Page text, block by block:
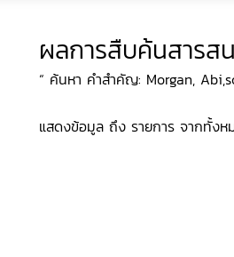
ผลการสืบค้นสารส
“ ค้นหา คำสำคัญ: Morgan,
แสดงข้อมูล ถึง รายการ จากทั้งห